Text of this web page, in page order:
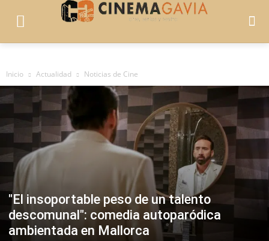
Inicio Actualidad Noticias de Cine
"El insoportable peso de un talento
descomunal": comedia autoparódica
ambientada en Mallorca